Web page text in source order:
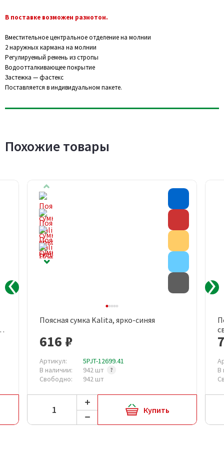
В поставке возможен разнотон.
Вместительное центральное отделение на молнии
2 наружных кармана на молнии
Регулируемый ремень из стропы
Водоотталкивающее покрытие
Застежка — фастекс
Поставляется в индивидуальном пакете.
Похожие товары
Товар с
Поясная сумка Kalita, ярко-синяя
616 ₽
Артикул:
5PJT-12699.41
В наличии:
942 шт
Свободно:
942 шт
Купить
В